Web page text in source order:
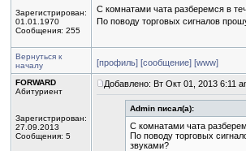
Зарегистрирован:
01.01.1970
Сообщения: 255
С комнатами чата разберемся в
По поводу торговых сигналов
Вернуться к
началу
[профиль] [сообщение] [www]
FORWARD
Абитуриент
Зарегистрирован:
27.09.2013
Сообщения: 5
Добавлено: Вт Окт 01, 2013 6:11
Admin писал(а):
С комнатами чата
По поводу торговых
звуками?